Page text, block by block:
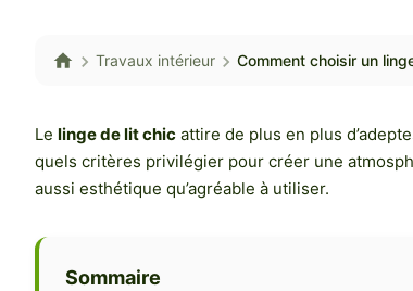
Travaux intérieur Comment choisir un
Le linge de lit chic attire de plus en plus
quels critères privilégier pour créer une
aussi esthétique qu’agréable à utiliser.
Sommaire